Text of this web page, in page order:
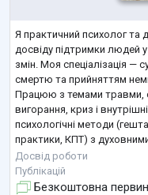
Я практичний психолог та
досвіду підтримки людей
змін. Моя спеціалізація —
смертю та прийняттям
Працюю з темами травми,
вигорання, криз і
психологічні методи
практики, КПТ) з
Створюю простір, де
плакати або сміятися. Там,
Досвід роботи
Публікацій
Безкоштовна